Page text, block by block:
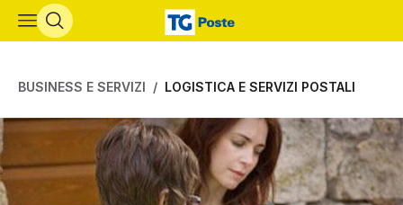
Vai al contenuto principale
BUSINESS E SERVIZI LOGISTICA E SERVIZI POSTALI